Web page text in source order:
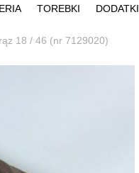
TOREBKI DODATKI
18 / 46 (nr 7129020)